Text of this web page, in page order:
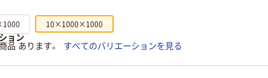
10×1000×1000
ョン
品 あります。
すべてのバリエーションを見る